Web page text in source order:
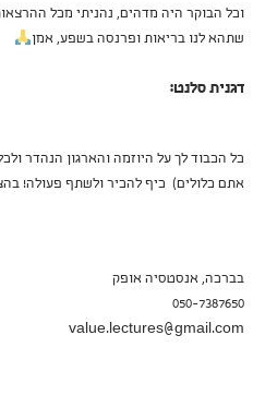
וכל הבוקר היה מדהים, נהניתי מכל
שתהא לנו בריאות ופרנסה בשפע, אמן
דגנית סלנט:
כל הכבוד לך על היוזמה והארגון הנהדר
אתם כלולים) כיף להכיר ולשתף פעולה!
בברכה, אנסטסיה אופק
050-7387650
value.lectures@gmail.com